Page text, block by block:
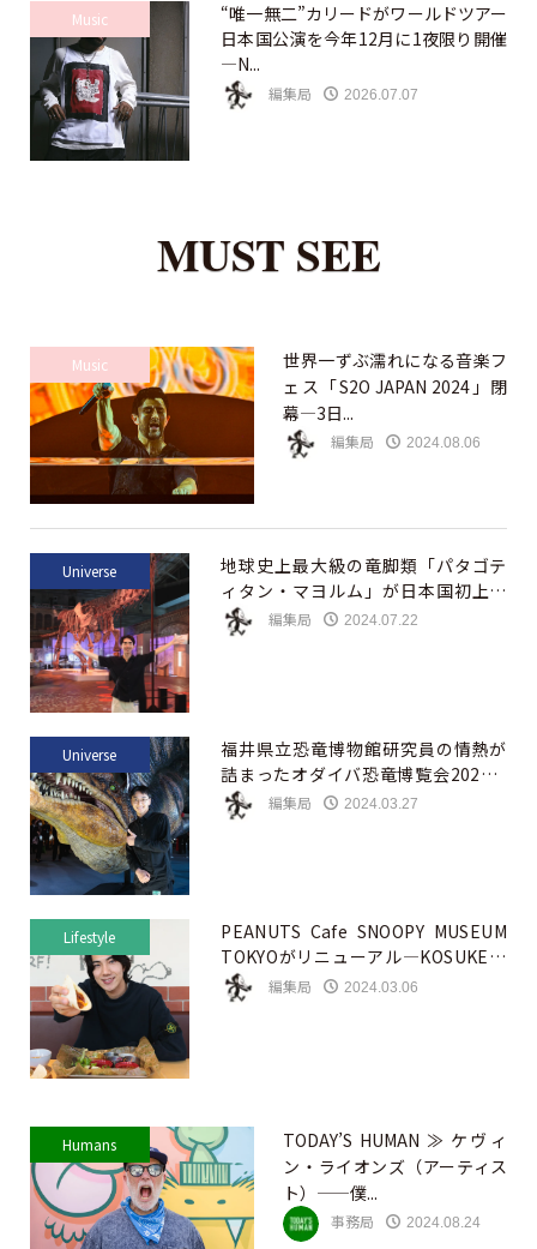
Music
“唯一無二”カリードがワールドツアー
日本国公演を今年12月に1夜限り開催
—N...
編集局 2026.07.07
MUST SEE
Music
世界一ずぶ濡れになる音楽フ
ェス「S2O JAPAN 2024」閉
幕—3日...
編集局 2024.08.06
Universe
地球史上最大級の竜脚類「パタゴテ
ィタン・マヨルム」が日本国初上陸
—恐竜...編集局 2024.07.22
Universe
福井県立恐竜博物館研究員の情熱が
詰まったオダイバ恐竜博覧会2024—
恐竜が...編集局 2024.03.27
Lifestyle
PEANUTS Cafe SNOOPY MUSEUM
TOKYOがリニューアル—KOSUKEが
おしゃれでおい...
編集局 2024.03.06
Humans
TODAY’S HUMAN ≫ ケヴィ
ン・ライオンズ（アーティス
ト）——僕...
事務局 2024.08.24